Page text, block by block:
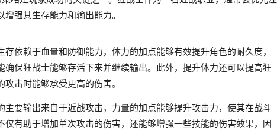
强其生存能力和输出能力。
依赖于血量和防御能力，体力的加点能够有效提升角色的耐久度，
保狂战士能够存活下来并继续输出。此外，提升体力还可以提高狂
击时能够承受更高的伤害。
要输出来自于近战攻击，力量的加点能够提升攻击力，使其在战斗
有助于增加单次攻击的伤害，还能够增强一些技能的伤害效果，因